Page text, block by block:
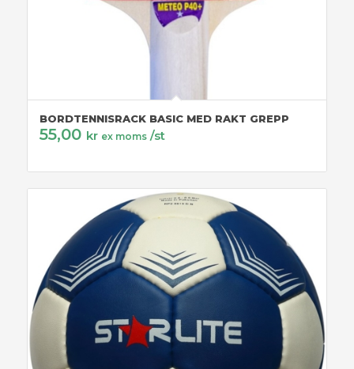
BORDTENNISRACK BASIC MED RAKT GREPP
55,00 kr ex moms /st